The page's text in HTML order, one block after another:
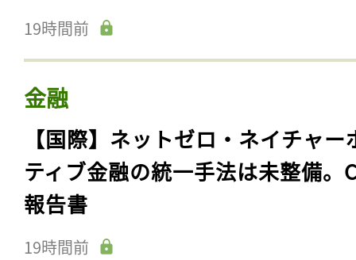
19時間前
金融
【国際】ネットゼロ・ネイチャー
ティブ金融の統一手法は未整備。
報告書
19時間前